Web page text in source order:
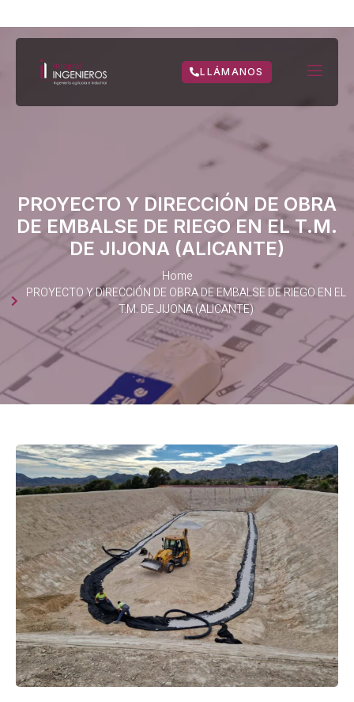
LLÁMANOS
PROYECTO Y DIRECCIÓN DE OBRA
DE EMBALSE DE RIEGO EN EL T.M.
DE JIJONA (ALICANTE)
Home
PROYECTO Y DIRECCIÓN DE OBRA DE EMBALSE DE RIEGO EN EL
T.M. DE JIJONA (ALICANTE)